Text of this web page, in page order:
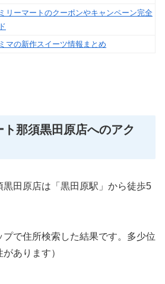
リーマートのクーポンやキャンペーン完全
マの新作スイーツ情報まとめ
ト那須黒田原店へのアク
黒田原店は「黒田原駅」から徒歩5
プで住所検索した結果です。多少位
あります）